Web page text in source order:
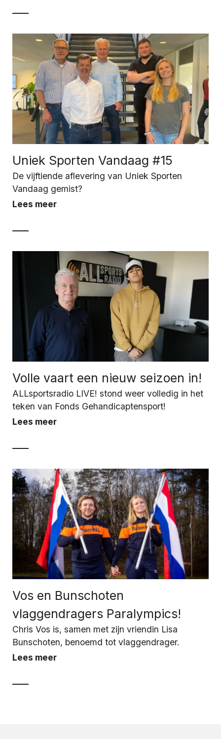
Uniek Sporten Vandaag #15
De vijftiende aflevering van Uniek Sporten
Vandaag gemist?
Lees meer
Volle vaart een nieuw seizoen in!
ALLsportsradio LIVE! stond weer volledig in het
teken van Fonds Gehandicaptensport!
Lees meer
Vos en Bunschoten
vlaggendragers Paralympics!
Chris Vos is, samen met zijn vriendin Lisa
Bunschoten, benoemd tot vlaggendrager.
Lees meer